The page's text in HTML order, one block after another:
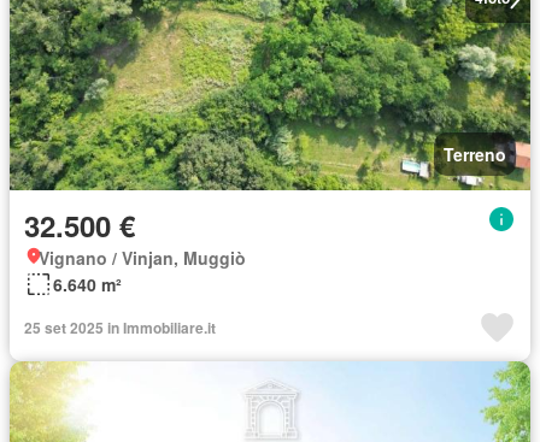
Terreno
32.500 €
Vignano / Vinjan, Muggiò
6.640 m²
25 set 2025 in Immobiliare.it